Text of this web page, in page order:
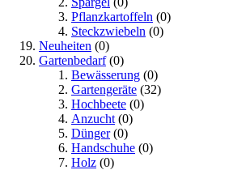
Pflanzkartoffeln (0)
Steckzwiebeln (0)
Neuheiten (0)
Gartenbedarf(0)
Bewässerung (0)
Gartengeräte (32)
Hochbeete (0)
Anzucht (0)
Dünger(0)
Handschuhe (0)
Holz (0)